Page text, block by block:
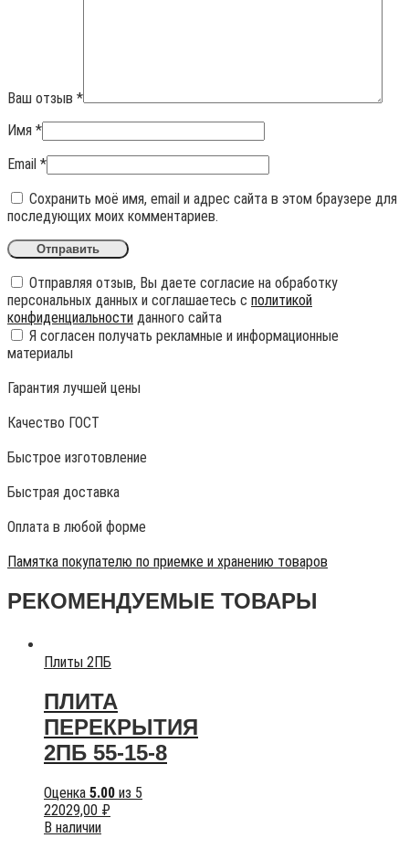
Ваш отзыв *
Имя *
Email *
Сохранить моё имя, email и адрес сайта в этом браузере для
последующих моих комментариев.
Отправляя отзыв, Вы даете согласие на обработку
персональных данных и соглашаетесь с политикой
конфиденциальности данного сайта
Я согласен получать рекламные и информационные
материалы
Гарантия лучшей цены
Качество ГОСТ
Быстрое изготовление
Быстрая доставка
Оплата в любой форме
Памятка покупателю по приемке и хранению товаров
РЕКОМЕНДУЕМЫЕ ТОВАРЫ
Плиты 2ПБ
ПЛИТА
ПЕРЕКРЫТИЯ
2ПБ 55-15-8
Оценка 5.00 из 5
22029,00 ₽
В наличии